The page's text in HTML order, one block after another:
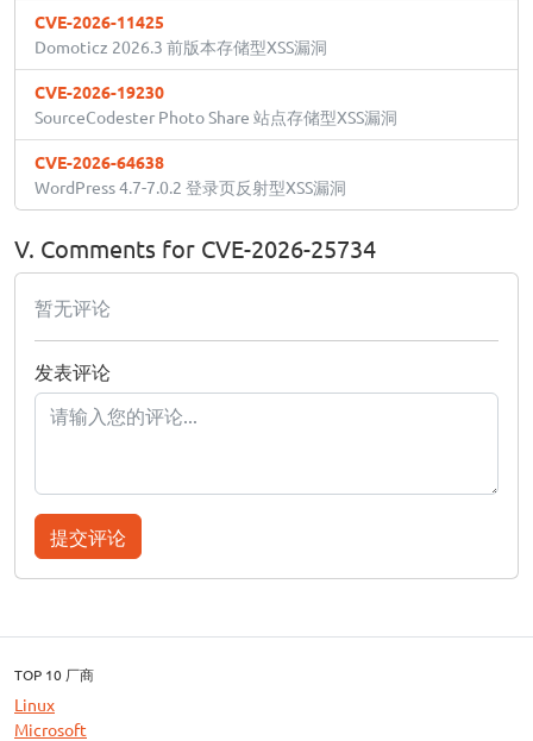
CVE-2026-11425
Domoticz 2026.3 前版本存储型XSS漏洞
CVE-2026-19230
SourceCodester Photo Share 站点存储型XSS漏洞
CVE-2026-64638
WordPress 4.7-7.0.2 登录页反射型XSS漏洞
V. Comments for CVE-2026-25734
暂无评论
发表评论
提交评论
TOP 10 厂商
Linux
Microsoft